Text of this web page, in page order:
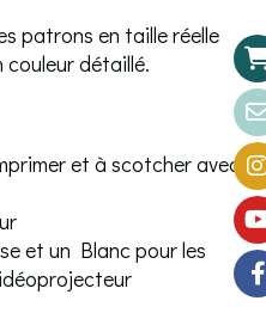
patrons en taille réelle
couleur détaillé.
et à scotcher avec
et un Blanc pour les